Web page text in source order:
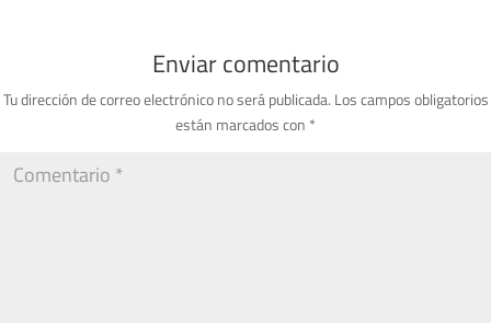
Enviar comentario
Tu dirección de correo electrónico no será publicada. Los campos obligatorios
están marcados con *